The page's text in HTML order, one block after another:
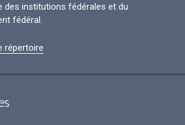
des institutions fédérales et du
fédéral.
répertoire